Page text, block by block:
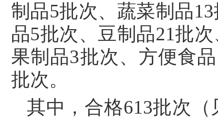
制品5批次、蔬菜制品
品5批次、豆制品21批
果制品3批次、方便食
批次。
其中，合格613批次